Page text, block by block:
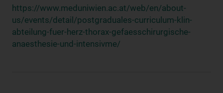
https://www.meduniwien.ac.at/web/en/about-
us/events/detail/postgraduales-curriculum-klin-
abteilung-fuer-herz-thorax-gefaesschirurgische-
anaesthesie-und-intensivme/